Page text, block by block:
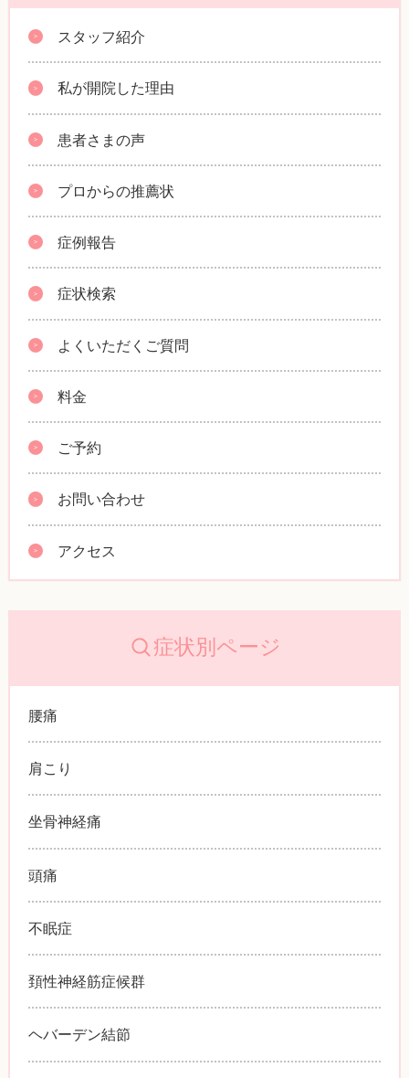
スタッフ紹介
私が開院した理由
患者さまの声
プロからの推薦状
症例報告
症状検索
よくいただくご質問
料金
ご予約
お問い合わせ
アクセス
症状別ページ
腰痛
肩こり
坐骨神経痛
頭痛
不眠症
頚性神経筋症候群
ヘバーデン結節